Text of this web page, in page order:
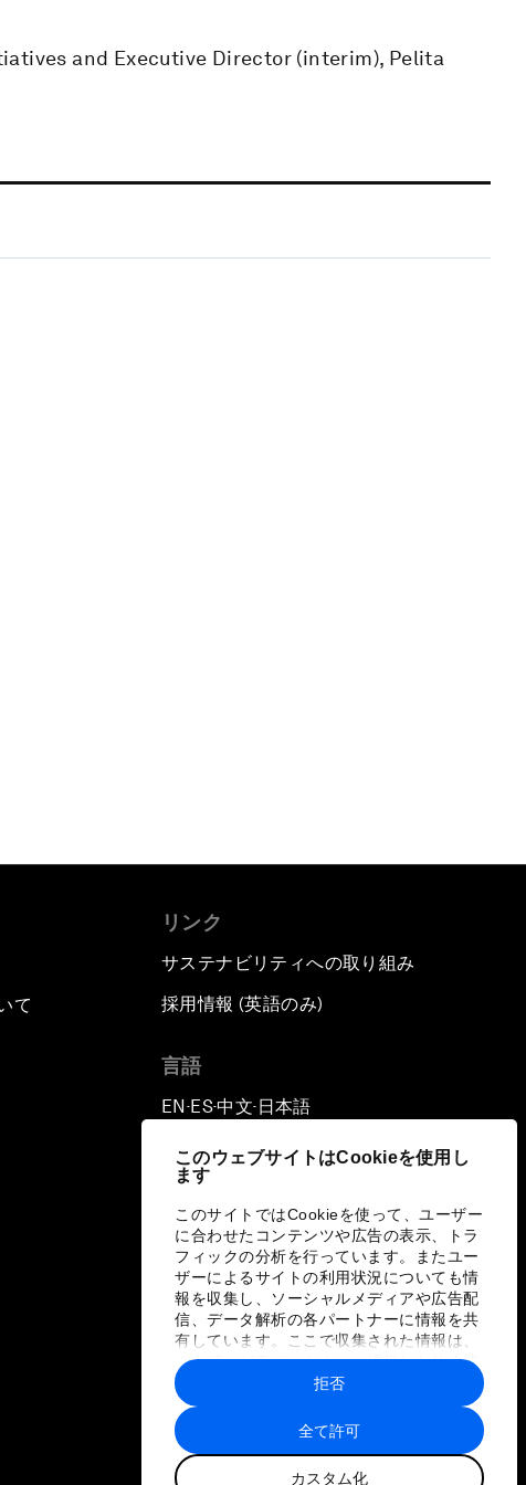
このウェブサイトはCookieを使用し
ます
このサイトではCookieを使って、ユーザー
に合わせたコンテンツや広告の表示、トラ
フィックの分析を行っています。またユー
ザーによるサイトの利用状況についても情
報を収集し、ソーシャルメディアや広告配
信、データ解析の各パートナーに情報を共
有しています。ここで収集された情報は、
ユーザーが各パートナーに提供した他の情
報や各パートナーのサービスを使用した際
に収集された情報と組み合わされ、各パー
トナーによって使用されることがありま
す。
全て許可
カスタム化
拒否
and Executive Director (interim), Pelita
て
リンク
サステナビリティへの取り組み
採用情報 (英語のみ)
言語
EN ▪ES▪中文▪ 日本語